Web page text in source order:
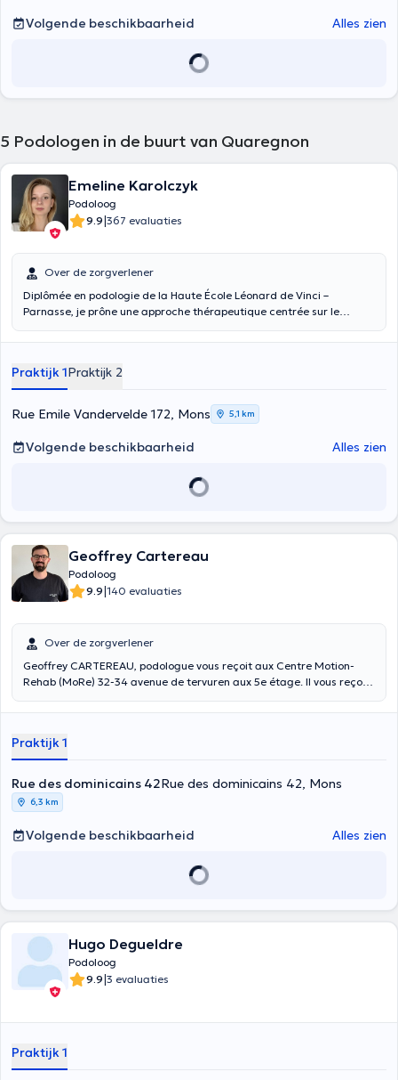
Volgende beschikbaarheid
Alles zien
5 Podologen in de buurt van Quaregnon
Emeline Karolczyk
Podoloog
9.9|367 evaluaties
Over de zorgverlener
Diplômée en podologie de la Haute École Léonard de Vinci –
Parnasse, je prône une approche thérapeutique centrée sur le
douceur des soins (coupe des ongles, ongle incarné, cor, durillon, …)
traiter, à l’aide de semelles ou autre, des pathologies telles que des
tendinites (du tibial post, d’Achille, …), fasciites plantaires,
gonalgies, syndrome de l’essuie-glace, … Renseignement/prise de
RDV : 0495/84.55.39.
Praktijk 1Praktijk 2
Rue Emile Vandervelde 172, Mons 5,1 km
Volgende beschikbaarheid Alles zien
Geoffrey Cartereau
Podoloog
9.9|140 evaluaties
Over de zorgverlener
Geoffrey CARTEREAU, podologue vous reçoit aux Centre Motion-
Rehab (MoRe) 32-34 avenue de tervuren aux 5e étage. Il vous reçoit
Praktijk 1
Rue des dominicains 42Rue des dominicains 42, Mons
6,3 km
Volgende beschikbaarheid Alles zien
Hugo Degueldre
Podoloog
9.9|3 evaluaties
Praktijk 1